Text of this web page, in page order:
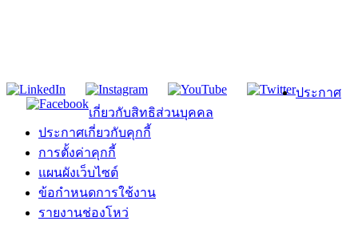
ประกาศ
เกี่ยวกับสิทธิส่วนบุคคล
ประกาศเกี่ยวกับคุกกี้
การตั้งค่าคุกกี้
แผนผังเว็บไซต์
ข้อกำหนดการใช้งาน
รายงานช่องโหว่